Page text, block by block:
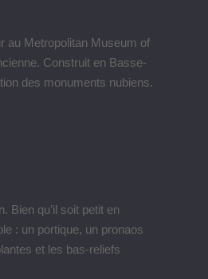
au Metropolitan Museum of
Construit en Basse-
des monuments nubiens.
Bien qu’il soit petit en
: un portique, un pronaos
et les bas-reliefs